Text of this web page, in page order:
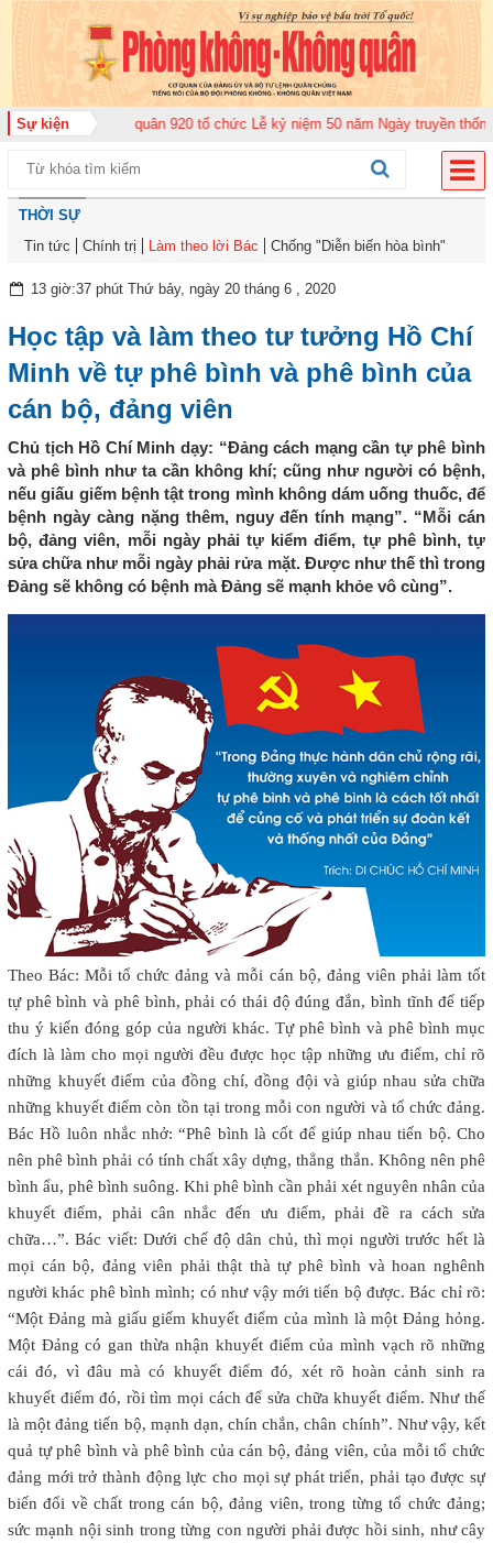
Sự kiện
đoàn Không quân 920 tổ chức Lễ kỷ niệm 50 năm Ngày truyền thống (12-
THỜI SỰ
Tin tức
Chính trị Làm theo lời Bác Chống "Diễn biến hòa bình"
13 giờ:37 phút Thứ bảy, ngày 20 tháng 6 , 2020
Học tập và làm theo tư tưởng Hồ Chí
Minh về tự phê bình và phê bình của
cán bộ, đảng viên
Chủ tịch Hồ Chí Minh dạy: “Đảng cách mạng cần tự phê bình
và phê bình như ta cần không khí; cũng như người có bệnh,
nếu giấu giếm bệnh tật trong mình không dám uống thuốc, để
bệnh ngày càng nặng thêm, nguy đến tính mạng”. “Mỗi cán
bộ, đảng viên, mỗi ngày phải tự kiểm điểm, tự phê bình, tự
sửa chữa như mỗi ngày phải rửa mặt. Được như thế thì trong
Đảng sẽ không có bệnh mà Đảng sẽ mạnh khỏe vô cùng”.
Theo Bác: Mỗi tổ chức đảng và mỗi cán bộ, đảng viên phải làm tốt
tự phê bình và phê bình, phải có thái độ đúng đắn, bình tĩnh để tiếp
thu ý kiến đóng góp của người khác. Tự phê bình và phê bình mục
đích là làm cho mọi người đều được học tập những ưu điểm, chỉ rõ
những khuyết điểm của đồng chí, đồng đội và giúp nhau sửa chữa
những khuyết điểm còn tồn tại trong mỗi con người và tổ chức đảng.
Bác Hồ luôn nhắc nhở: “Phê bình là cốt để giúp nhau tiến bộ. Cho
nên phê bình phải có tính chất xây dựng, thẳng thắn. Không nên phê
bình ẩu, phê bình suông. Khi phê bình cần phải xét nguyên nhân của
khuyết điểm, phải cân nhắc đến ưu điểm, phải đề ra cách sửa
chữa…”. Bác viết: Dưới chế độ dân chủ, thì mọi người trước hết là
mọi cán bộ, đảng viên phải thật thà tự phê bình và hoan nghênh
người khác phê bình mình; có như vậy mới tiến bộ được. Bác chỉ rõ:
“Một Đảng mà giấu giếm khuyết điểm của mình là một Đảng hỏng.
Một Đảng có gan thừa nhận khuyết điểm của mình vạch rõ những
cái đó, vì đâu mà có khuyết điểm đó, xét rõ hoàn cảnh sinh ra
khuyết điểm đó, rồi tìm mọi cách để sửa chữa khuyết điểm. Như thế
là một đảng tiến bộ, mạnh dạn, chín chắn, chân chính”. Như vậy, kết
quả tự phê bình và phê bình của cán bộ, đảng viên, của mỗi tổ chức
đảng mới trở thành động lực cho mọi sự phát triển, phải tạo được sự
biến đổi về chất trong cán bộ, đảng viên, trong từng tổ chức đảng;
sức mạnh nội sinh trong từng con người phải được hồi sinh, như cây